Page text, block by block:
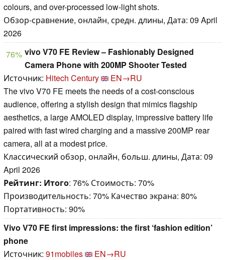
colours, and over-processed low-light shots.
Обзор-сравнение, онлайн, средн. длины, Дата: 09 April
2026
76% vivo V70 FE Review – Fashionably Designed
Camera Phone with 200MP Shooter Tested
Источник: Hitech Century
EN→RU
The vivo V70 FE meets the needs of a cost-conscious
audience, offering a stylish design that mimics flagship
aesthetics, a large AMOLED display, impressive battery life
paired with fast wired charging and a massive 200MP rear
camera, all at a modest price.
Классический обзор, онлайн, больш. длины, Дата: 09
April 2026
Рейтинг: Итого: 76% Стоимость: 70%
Производительность: 70% Качество экрана: 80%
Портативность: 90%
Vivo V70 FE first impressions: the first ‘fashion edition’
phone
Источник: 91mobiles
EN→RU